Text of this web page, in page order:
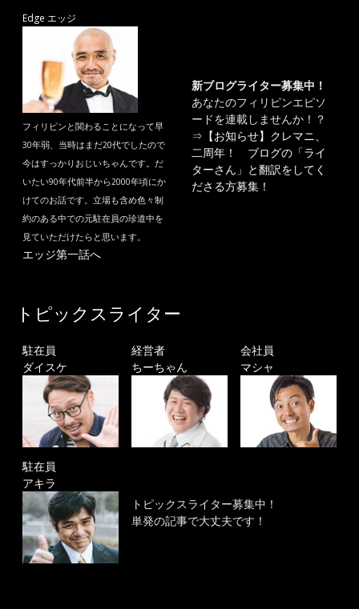
Edge エッジ
フィリピンと関わることになって早
30年弱、当時はまだ20代でしたので
今はすっかりおじいちゃんです。だ
いたい90年代前半から2000年頃にか
けてのお話です。立場も含め色々制
約のある中での元駐在員の珍道中を
見ていただけたらと思います。
エッジ第一話へ
新ブログライター募集中！
あなたのフィリピンエピソ
ードを連載しませんか！？
⇒ 【お知らせ】クレマニ、
二周年！ ブログの「ライ
ターさん」と翻訳をしてく
ださる方募集！
トピックスライター
駐在員
ダイスケ
経営者
ちーちゃん
会社員
マシャ
駐在員
アキラ
トピックスライター募集中！
単発の記事で大丈夫です！